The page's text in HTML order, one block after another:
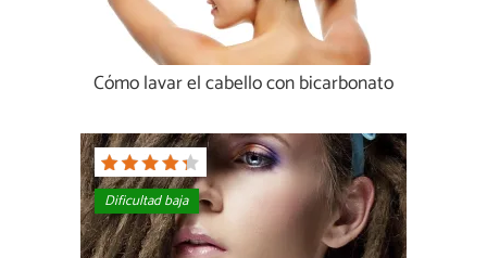
Cómo lavar el cabello con bicarbonato
Dificultad baja